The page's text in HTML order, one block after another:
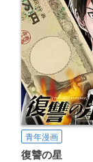
青年漫画
復讐の星